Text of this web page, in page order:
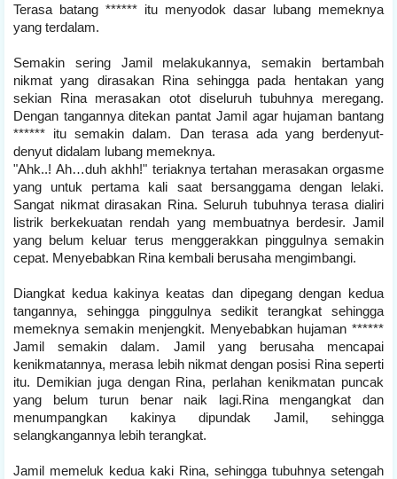
Terasa batang ****** itu menyodok dasar lubang memeknya
yang terdalam.
Semakin sering Jamil melakukannya, semakin bertambah
nikmat yang dirasakan Rina sehingga pada hentakan yang
sekian Rina merasakan otot diseluruh tubuhnya meregang.
Dengan tangannya ditekan pantat Jamil agar hujaman bantang
****** itu semakin dalam. Dan terasa ada yang berdenyut-
denyut didalam lubang memeknya.
"Ahk..! Ah…duh akhh!" teriaknya tertahan merasakan orgasme
yang untuk pertama kali saat bersanggama dengan lelaki.
Sangat nikmat dirasakan Rina. Seluruh tubuhnya terasa dialiri
listrik berkekuatan rendah yang membuatnya berdesir. Jamil
yang belum keluar terus menggerakkan pinggulnya semakin
cepat. Menyebabkan Rina kembali berusaha mengimbangi.
Diangkat kedua kakinya keatas dan dipegang dengan kedua
tangannya, sehingga pinggulnya sedikit terangkat sehingga
memeknya semakin menjengkit. Menyebabkan hujaman ******
Jamil semakin dalam. Jamil yang berusaha mencapai
kenikmatannya, merasa lebih nikmat dengan posisi Rina seperti
itu. Demikian juga dengan Rina, perlahan kenikmatan puncak
yang belum turun benar naik lagi.Rina mengangkat dan
menumpangkan kakinya dipundak Jamil, sehingga
selangkangannya lebih terangkat.
Jamil memeluk kedua kaki Rina, sehingga tubuhnya setengah